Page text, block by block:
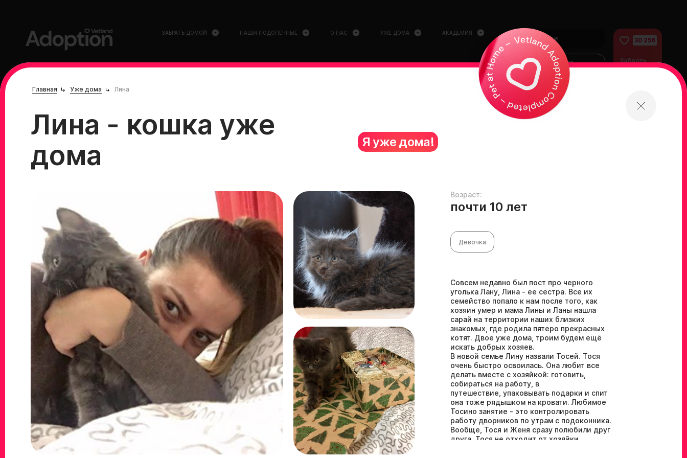
ЗАБРАТЬ ДОМОЙ НАШИ ПОДОПЕЧНЫЕ О НАС УЖЕ ДОМА АКАДЕМИЯ
Войти
Финансово
помочь
питомцам
30 256
Забрать
питомца
Главная
Уже дома Лина
Лина - кошка уже
дома
Я уже дома!
Возраст:
почти 10 лет
Девочка
Совсем недавно был пост про черного
уголька Лану, Лина - ее сестра. Все их
семейство попало к нам после того, как
хозяин умер и мама Лины и Ланы нашла
сарай на территории наших близких
знакомых, где родила пятеро прекрасных
котят. Двое уже дома, троим будем ещё
искать добрых хозяев.
В новой семье Лину назвали Тосей. Тося
очень быстро освоилась. Она любит все
делать вместе с хозяйкой: готовить,
собираться на работу, в
путешествие, упаковывать подарки и спит
она тоже рядышком на кровати. Любимое
Тосино занятие - это контролировать
работу дворников по утрам с подоконника.
Вообще, Тося и Женя сразу полюбили друг
друга, Тося не отходит от хозяйки,